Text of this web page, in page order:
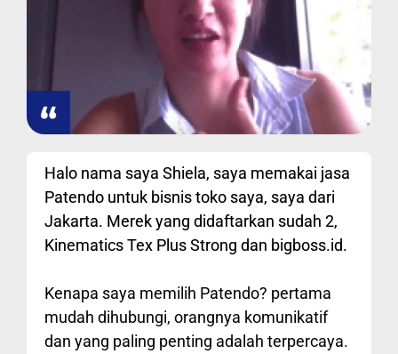
Halo nama saya Shiela, saya memakai jasa
Patendo untuk bisnis toko saya, saya dari
Jakarta. Merek yang didaftarkan sudah 2,
Kinematics Tex Plus Strong dan bigboss.id.
Kenapa saya memilih Patendo? pertama
mudah dihubungi, orangnya komunikatif
dan yang paling penting adalah terpercaya.